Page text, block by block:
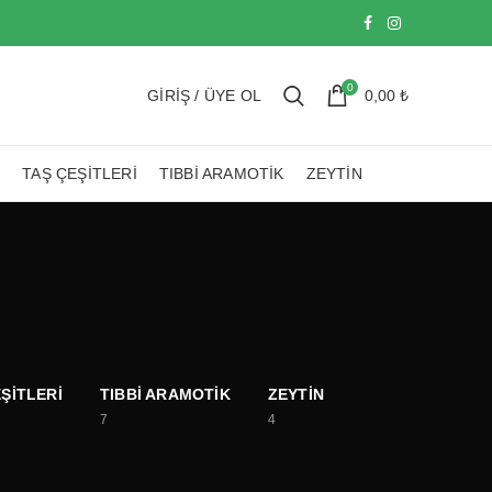
GIRIŞ / ÜYE OL 0 0,00 ₺
TAŞ ÇEŞITLERI TIBBI ARAMOTIK ZEYTIN
TIBBI ARAMOTIK
7
ZEYTIN
4